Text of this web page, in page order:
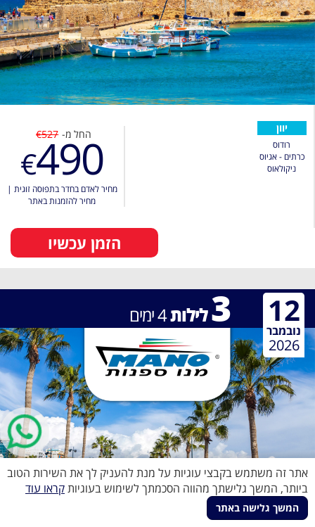
יוון
רודוס
כרתים - אגיוס
ניקולאוס
החל מ- €527
€490
מחיר לאדם בחדר בתפוסה זוגית |
מחיר להזמנות באתר
הזמן עכשיו
3לילות4ימים 12
נובמבר
2026
אתר זה משתמש בקבצי עוגיות על מנת להעניק לך את השירות הטוב
ביותר, המשך גלישתך מהווה הסכמתך לשימוש בעוגיותקראו עוד
המשך גלישה באתר